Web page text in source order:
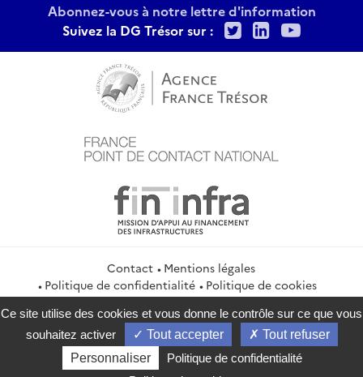
Abonnez-vous à notre lettre d'information
Suivez la DG Trésor sur :
TwitterLinkedIn
Contact
Mentions légales
Politique de confidentialité
Politique de cookies
Gestion des cookies
Flux RSS
service-public.gouv.fr
legifrance.gouv.fr
info.gouv.fr
data.gouv.fr
Ce site utilise des cookies et vous donne le contrôle sur ce que vous
souhaitez activer
Tout accepter
Tout refuser
Personnaliser
Politique de confidentialité